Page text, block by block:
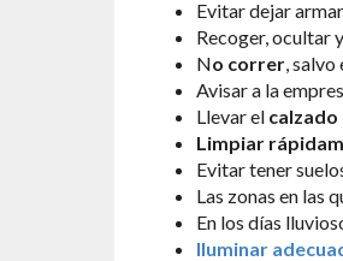
Evitar dejar
Recoger, ocultar
No correr, salvo
Avisar a la
Llevar el calzado
Limpiar
Evitar tener
Las zonas en las
En los días
Iluminar